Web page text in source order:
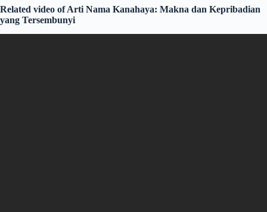
Related video of Arti Nama Kanahaya: Makna dan Kepribadian
yang Tersembunyi